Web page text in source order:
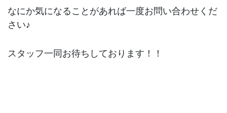
なにか気になることがあれば一度お問い合わせくだ
さい♪
スタッフ一同お待ちしております！！